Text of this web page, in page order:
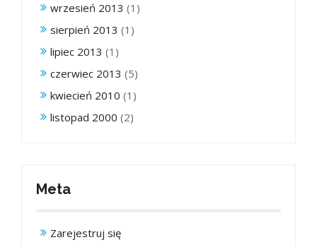
wrzesień 2013 (1)
sierpień 2013 (1)
lipiec 2013 (1)
czerwiec 2013 (5)
kwiecień 2010 (1)
listopad 2000 (2)
Meta
Zarejestruj się